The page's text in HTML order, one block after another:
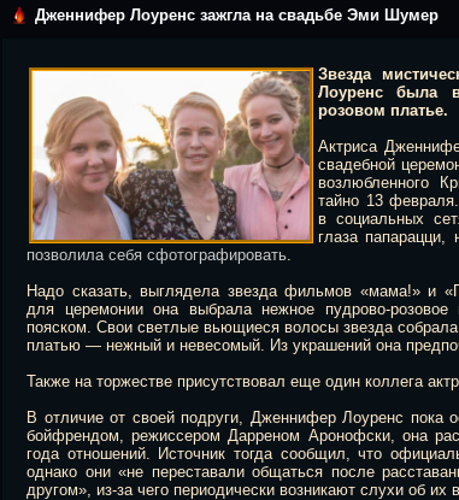
Дженнифер Лоуренс зажгла на свадьбе Эми Шумер
Звезда
Лоуренс была
розовом платье.
Актриса
свадебной
возлюбленного
тайно 13
в социальных
глаза
позволила себя сфотографировать
Надо сказать, выглядела звезда фильмов «мама!» и
для церемонии она выбрала нежное пудрово-
пояском. Свои светлые вьющиеся волосы звезда
платью — нежный и невесомый. Из украшений она
Также на торжестве присутствовал еще один коллега
В отличие от своей подруги, Дженнифер Лоуренс пока
бойфрендом, режиссером Дарреном Аронофски, она
года отношений. Источник тогда сообщил, что
однако они «не переставали общаться после
другом», из-за чего периодически возникают слухи об их